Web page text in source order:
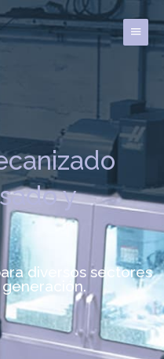
Menú
y
diversos sectores